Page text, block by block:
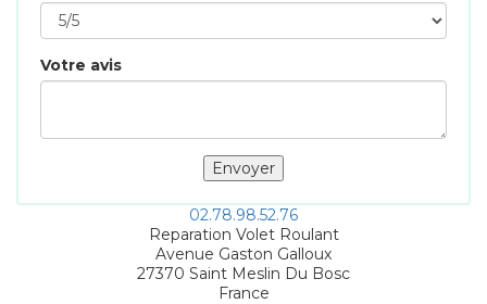
Votre avis
02.78.98.52.76
Reparation Volet Roulant
Avenue Gaston Galloux
27370 Saint Meslin Du Bosc
France